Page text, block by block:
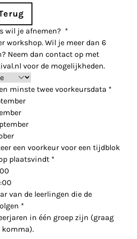
wil je afnemen? *
workshop. Wil je meer dan 6
Neem dan contact op met
voor de mogelijkheden.
minste twee voorkeursdata *
een voorkeur voor een tijdblok
plaatsvindt *
van de leerlingen die de
*
in één groep zijn (graag
komma).